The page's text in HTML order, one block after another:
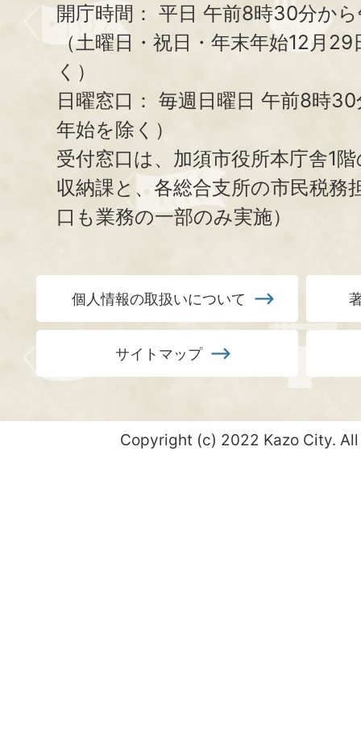
開庁時間： 平日 午前8時30分か
（土曜日・祝日・年末年始12月
く）
日曜窓口： 毎週日曜日 午前8時
年始を除く）
受付窓口は、加須市役所本庁舎1
収納課と、 各総合支所の市民税務
口も業務の一部のみ実施）
個人情報の取扱いについて
サイトマップ
Copyright (c) 2022 Kazo City.